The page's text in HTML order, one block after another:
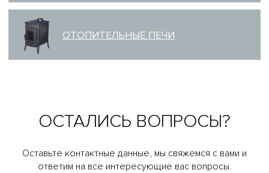
ОСТАЛИСЬ ВОПРОСЫ?
Оставьте контактные данные, мы свяжемся с вами и
ответим на все интересующие вас вопросы.